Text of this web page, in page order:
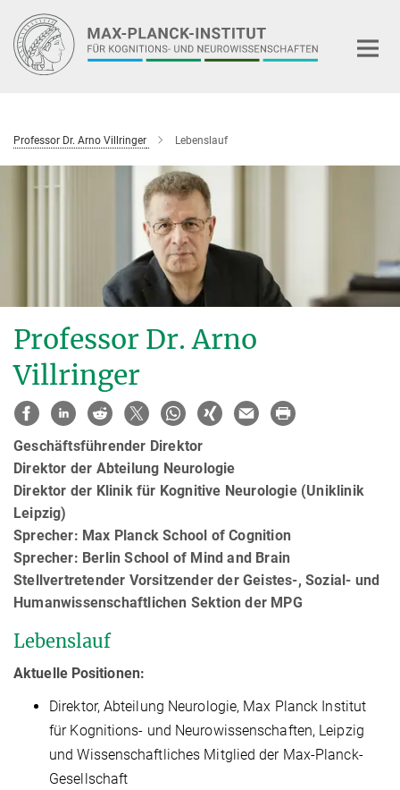
Hauptinhalt
Professor Dr. Arno Villringer Lebenslauf
Professor Dr. Arno
Villringer
Geschäftsführender Direktor
Direktor der Abteilung Neurologie
Direktor der Klinik für Kognitive Neurologie (Uniklinik
Leipzig)
Sprecher: Max Planck School of Cognition
Sprecher: Berlin School of Mind and Brain
Stellvertretender Vorsitzender der Geistes-, Sozial- und
Humanwissenschaftlichen Sektion der MPG
Lebenslauf
Aktuelle Positionen:
Direktor, Abteilung Neurologie, Max Planck Institut
für Kognitions- und Neurowissenschaften, Leipzig
und Wissenschaftliches Mitglied der Max-Planck-
Gesellschaft